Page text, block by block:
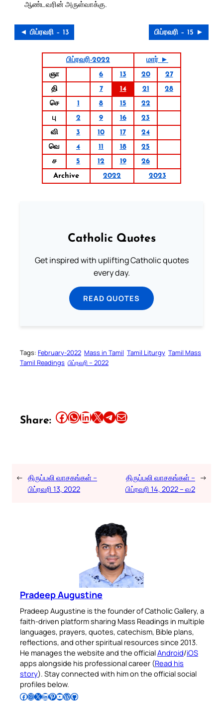
ஆண்டவரின் அருள்வாக்கு.
◄ பிப்ரவரி – 13 பிப்ரவரி – 15 ►
பிப்ரவரி-2022
மார் ►
ஞா
6 13 20
27
தி
7 14 21
28
செ
1 8 15
22
பு
2 9 16
23
வி
3 10 17
24
வெ
4 11 18
25
ச
5 12 19
26
Archive
2022 2023
Catholic Quotes
Get inspired with uplifting Catholic quotes
every day.
READ QUOTES
Tags: February-2022 Mass in Tamil Tamil Liturgy Tamil Mass
Tamil Readings பிப்ரவரி – 2022
Share: Share this article on Facebook Share this article on WhatsApp Share this article on LinkedIn Share this article on X Share this article on TelegramEmail this Article
← திருப்பலி வாசகங்கள் –
பிப்ரவரி 13, 2022
திருப்பலி வாசகங்கள் –
பிப்ரவரி 14, 2022 – வ2
→
Pradeep Augustine
Pradeep Augustine is the founder of Catholic Gallery, a
faith-driven platform sharing Mass Readings in multiple
languages, prayers, quotes, catechism, Bible plans,
reflections, and other spiritual resources since 2013.
He manages the website and the officialAndroid/iOS
apps alongside his professional career (Read his
story). Stay connected with him on the official social
profiles below.
Follow Pradeep on Facebook Follow Pradeep on InstagramFollow Pradeep on X Follow Pradeep on LinkedIn Follow Pradeep on Pinterest Subscribe to Pradeep’s Youtube Channel Follow Pradeep on WordPress Follow Pradeep on GitHub